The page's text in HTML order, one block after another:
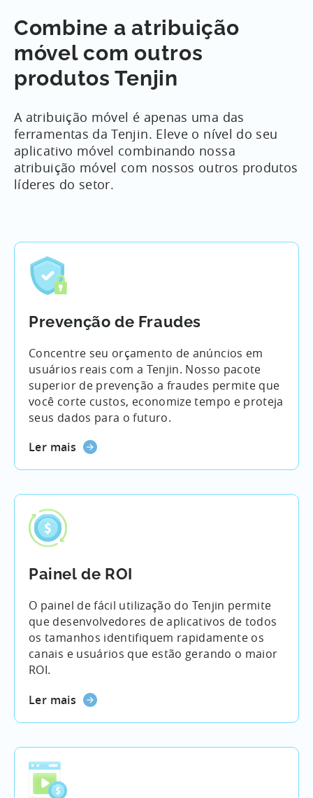
pode ler mais sobre issoaqui.
Combine a atribuição
móvel com outros
produtos Tenjin
A atribuição móvel é apenas uma das
ferramentas da Tenjin. Eleve o nível do seu
aplicativo móvel combinando nossa
atribuição móvel com nossos outros produtos
líderes do setor.
Prevenção de Fraudes
Concentre seu orçamento de anúncios em
usuários reais com a Tenjin. Nosso pacote
superior de prevenção a fraudes permite que
você corte custos, economize tempo e proteja
seus dados para o futuro.
Ler mais
Painel de ROI
O painel de fácil utilização do Tenjin permite
que desenvolvedores de aplicativos de todos
os tamanhos identifiquem rapidamente os
canais e usuários que estão gerando o maior
ROI.
Ler mais